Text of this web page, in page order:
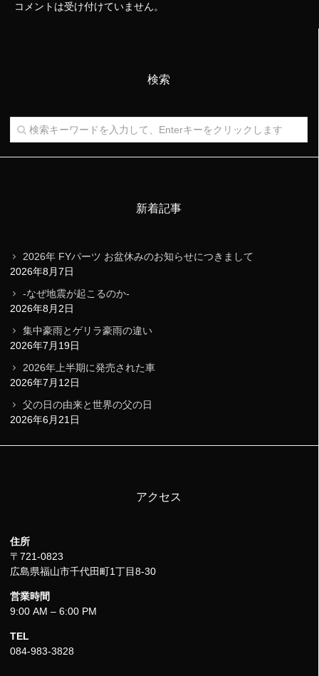
コメントは受け付けていません。
検索
新着記事
2026年 FYパーツ お盆休みのお知らせにつきまして
2026年8月7日
-なぜ地震が起こるのか-
2026年8月2日
集中豪雨とゲリラ豪雨の違い
2026年7月19日
2026年上半期に発売された車
2026年7月12日
父の日の由来と世界の父の日
2026年6月21日
アクセス
住所
〒721-0823
広島県福山市千代田町1丁目8-30
営業時間
9:00 AM – 6:00 PM
TEL
084-983-3828